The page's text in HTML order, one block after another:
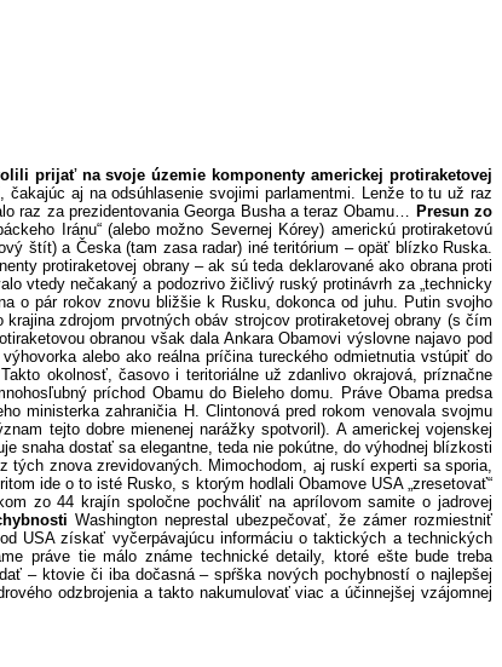
prijať na svoje územie komponenty americkej protiraketovej
aj na odsúhlasenie svojimi parlamentmi. Lenže to tu už raz
raz za prezidentovania Georga Busha a teraz Obamu…
Presun zo
Iránu“ (alebo možno Severnej Kórey) americkú protiraketovú
štít) a Česka (tam zasa radar) iné teritórium – opäť blízko Ruska.
protiraketovej obrany – ak sú teda deklarované ako obrana proti
vtedy nečakaný a podozrivo žičlivý ruský protinávrh za „technicky
o pár rokov znovu bližšie k Rusku, dokonca od juhu. Putin svojho
zdrojom prvotných obáv strojcov protiraketovej obrany (s čím
obranou však dala Ankara Obamovi výslovne najavo pod
alebo ako reálna príčina tureckého odmietnutia vstúpiť do
Takto okolnosť, časovo i teritoriálne už zdanlivo okrajová, príznačne
príchod Obamu do Bieleho domu. Práve Obama predsa
ministerka zahraničia H. Clintonová pred rokom venovala svojmu
tejto dobre mienenej narážky spotvoril). A americkej vojenskej
snaha dostať sa elegantne, teda nie pokútne, do výhodnej blízkosti
znova zrevidovaných. Mimochodom, aj ruskí experti sa sporia,
ide o to isté Rusko, s ktorým hodlali Obamove USA „zresetovať“
zo 44 krajín spoločne pochváliť na aprílovom samite o jadrovej
Washington neprestal ubezpečovať, že zámer rozmiestniť
USA získať vyčerpávajúcu informáciu o taktických a technických
práve tie málo známe technické detaily, ktoré ešte bude treba
– ktovie či iba dočasná – spŕška nových pochybností o najlepšej
odzbrojenia a takto nakumulovať viac a účinnejšej vzájomnej